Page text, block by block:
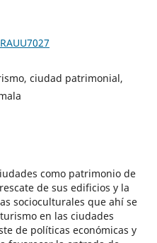
ciudad patrimonial,
como patrimonio de
de sus edificios y la
socioculturales que ahí se
en las ciudades
de políticas económicas y